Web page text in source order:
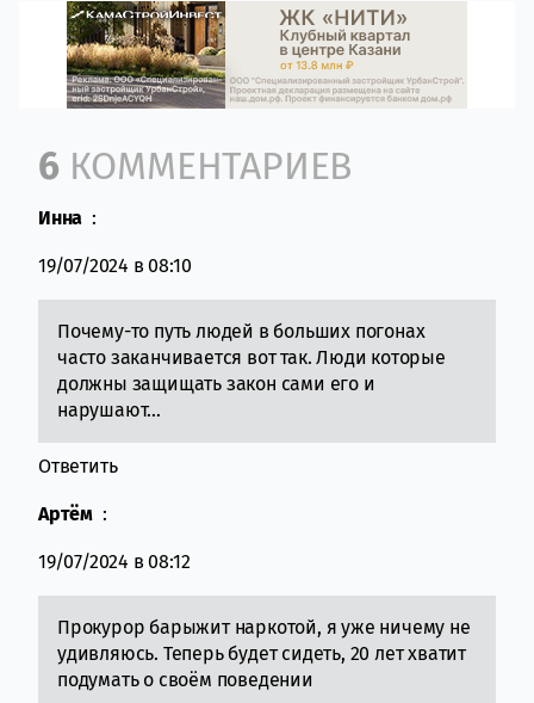
Comment section
6 КОММЕНТАРИЕВ
Инна :
19/07/2024 в 08:10
Почему-то путь людей в больших погонах
часто заканчивается вот так. Люди которые
должны защищать закон сами его и
нарушают…
Ответить
Артём :
19/07/2024 в 08:12
Прокурор барыжит наркотой, я уже ничему не
удивляюсь. Теперь будет сидеть, 20 лет хватит
подумать о своём поведении